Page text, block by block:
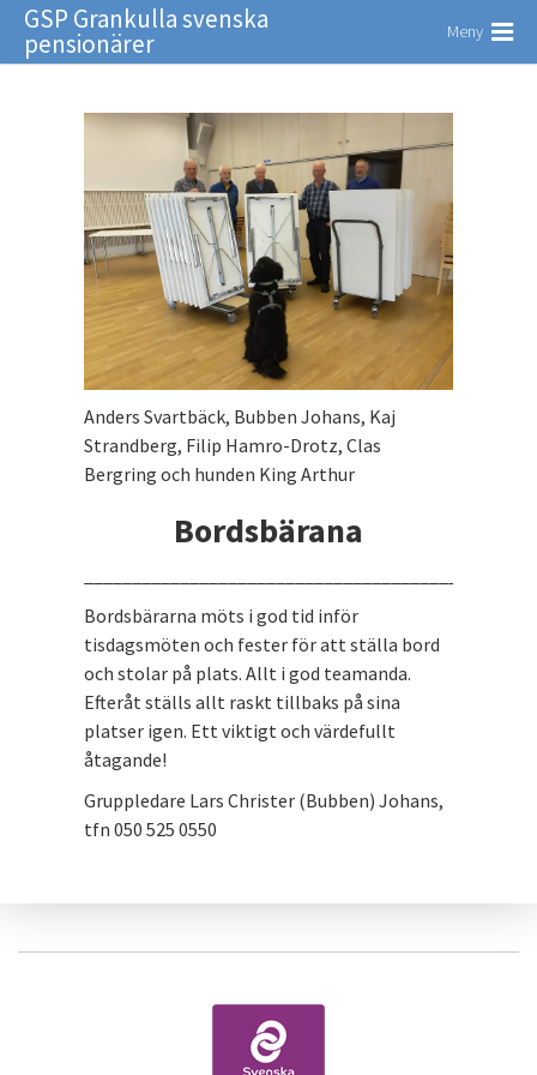
GSP Grankulla svenska
pensionärer Meny
Anders Svartbäck, Bubben Johans, Kaj
Strandberg, Filip Hamro-Drotz, Clas
Bergring och hunden King Arthur
Bordsbärana
Bordsbärarna möts i god tid inför
tisdagsmöten och fester för att ställa bord
och stolar på plats. Allt i god teamanda.
Efteråt ställs allt raskt tillbaks på sina
platser igen. Ett viktigt och värdefullt
åtagande!
Gruppledare Lars Christer (Bubben) Johans,
tfn 050 525 0550